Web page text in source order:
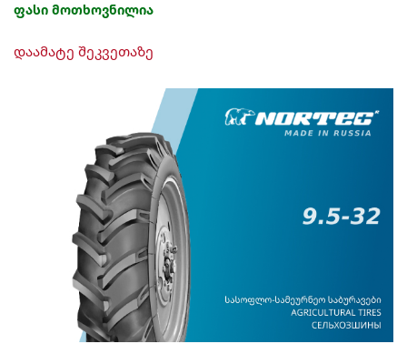
ფასი მოთხოვნილია
დაამატე შეკვეთაზე